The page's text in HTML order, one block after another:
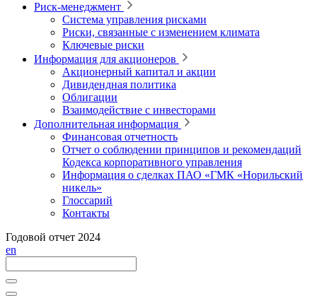
Риск-менеджмент
Система управления рисками
Риски, связанные с изменением климата
Ключевые риски
Информация для акционеров
Акционерный капитал и акции
Дивидендная политика
Облигации
Взаимодействие с инвесторами
Дополнительная информация
Финансовая отчетность
Отчет о соблюдении принципов и рекомендаций
Кодекса корпоративного управления
Информация о сделках ПАО «ГМК «Норильский
никель»
Глоссарий
Контакты
Годовой отчет 2024
en